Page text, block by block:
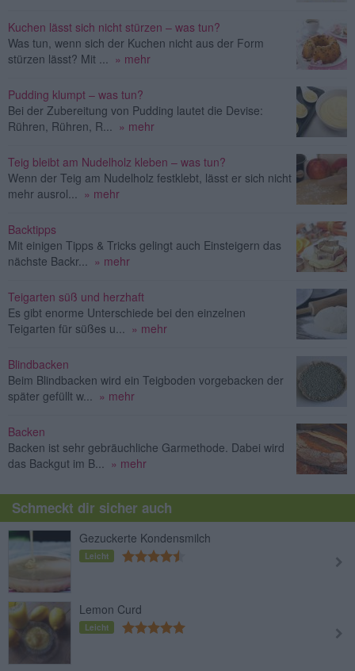
Kuchen lässt sich nicht stürzen – was tun?
Was tun, wenn sich der Kuchen nicht aus der Form
stürzen lässt? Mit ...
» mehr
Pudding klumpt – was tun?
Bei der Zubereitung von Pudding lautet die Devise:
Rühren, Rühren, R...
» mehr
Teig bleibt am Nudelholz kleben – was tun?
Wenn der Teig am Nudelholz festklebt, lässt er sich nicht
mehr ausrol...
» mehr
Backtipps
Mit einigen Tipps & Tricks gelingt auch Einsteigern das
nächste Backr...
» mehr
Teigarten süß und herzhaft
Es gibt enorme Unterschiede bei den einzelnen
Teigarten für süßes u...
» mehr
Blindbacken
Beim Blindbacken wird ein Teigboden vorgebacken der
später gefüllt w...
» mehr
Backen
Backen ist sehr gebräuchliche Garmethode. Dabei wird
das Backgut im B...
» mehr
Schmeckt dir sicher auch
Gezuckerte Kondensmilch
Leicht
Lemon Curd
Leicht